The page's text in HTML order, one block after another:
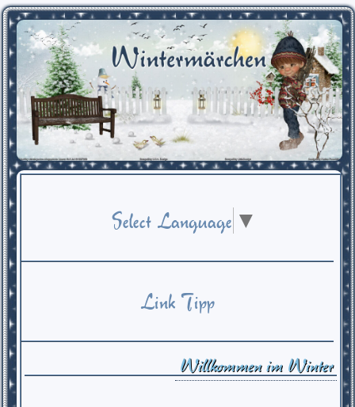
Select Language ▼
Link Tipp
Willkommen im Winter